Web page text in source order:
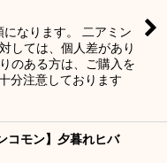
なります。 二アミン
しては、個人差があり
のある方は、ご購入を
分注意しております
コモン】夕暮れヒバ